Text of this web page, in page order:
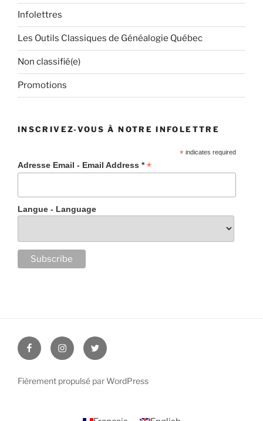
Infolettres
Les Outils Classiques de Généalogie Québec
Non classifié(e)
Promotions
INSCRIVEZ-VOUS À NOTRE INFOLETTRE
* indicates required
Adresse Email - Email Address **
Langue - Language
FacebookInstagramTwitter
Fièrement propulsé par WordPress